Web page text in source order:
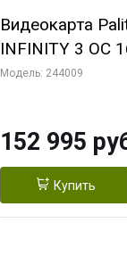
Видеокарта
INFINITY 3 OC
3xDP HDMI
Модель: 244009
152 995
Купить